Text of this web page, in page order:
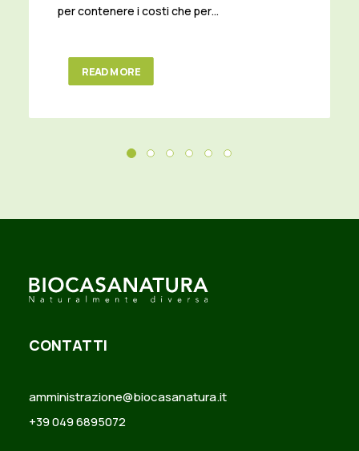
per contenere i costi che per…
READ MORE
CONTATTI
amministrazione@biocasanatura.it
+39 049 6895072